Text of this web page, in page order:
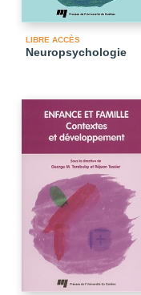
LIBRE ACCÈS
Neuropsychologie